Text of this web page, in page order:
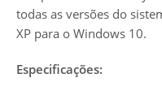
todas as versões do
XP para o Windows 10.
Especificações: